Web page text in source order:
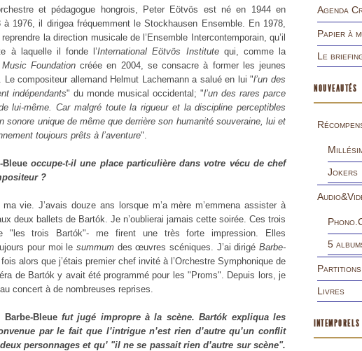
et pédagogue hongrois, Peter Eötvös est né en 1944 en
à 1976, il dirigea fréquemment le Stockhausen Ensemble. En 1978,
la direction musicale de l’Ensemble Intercontemporain, qu’il
à laquelle il fonde l’International Eötvös Institutequi, comme la
Foundationcréée en 2004, se consacre à former les jeunes
compositeur allemand Helmut Lachemann a salué en lui "l’un des
indépendants" du monde musical occidental; "l’un des rares parce
lui-même. Car malgré toute la rigueur et la discipline perceptibles
sonore unique de même que derrière son humanité souveraine, lui et
toujours prêts à l’aventure".
Bleueoccupe-t-il une place particulière dans votre vécu de chef
?
vie. J’avais douze ans lorsque m’a mère m’emmena assister à
deux ballets de Bartók. Je n’oublierai jamais cette soirée. Ces trois
"les trois Bartók"- me firent une très forte impression. Elles
pour moi le summum des œuvres scéniques. J’ai dirigé Barbe-
alors que j’étais premier chef invité à l’Orchestre Symphonique de
de Bartók y avait été programmé pour les "Proms". Depuis lors, je
concert à de nombreuses reprises.
Barbe-Bleuefut jugé impropre à la scène. Bartók expliqua les
par le fait que l’intrigue n’est rien d’autre qu’un conflit
personnages et qu’ "il ne se passait rien d’autre sur scène".
Agenda
Papier à
Le
NOUVEAUTÉS
Jokers
5
Partitions
Livres
INTEMPORELS